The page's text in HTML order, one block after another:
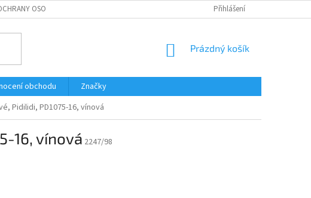
OSOBNÍCH ÚDAJŮ Přihlášení
NÁKUPNÍ
Prázdný košík
obchodu
Značky
Pidilidi, PD1075-16, vínová
16, vínová 2247/98